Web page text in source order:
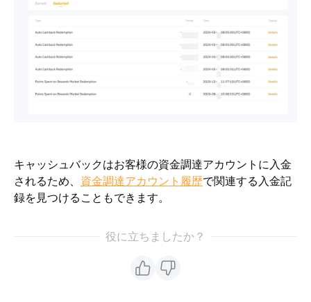
キャッシュバックはお客様の資金調達アカウントに入金
されるため、 資金調達アカウント履歴で関連する入金記
録を見つけることもできます。
役に立ちましたか？